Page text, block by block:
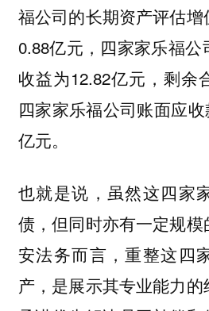
福公司的长期资产评估
0.88亿元，四家家乐福
收益为12.82亿元，剩余
四家家乐福公司账面应
亿元。
也就是说，虽然这四家
债，但同时亦有一定规
安法务而言，重整这四
产，是展示其专业能力